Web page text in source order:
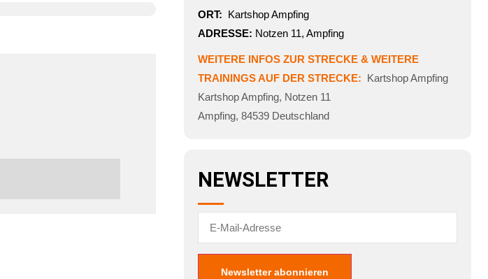
ORT: Kartshop Ampfing
ADRESSE: Notzen 11, Ampfing
WEITERE INFOS ZUR STRECKE & WEITERE
TRAININGS AUF DER STRECKE: Kartshop Ampfing
Kartshop Ampfing, Notzen 11
Ampfing, 84539 Deutschland
NEWSLETTER